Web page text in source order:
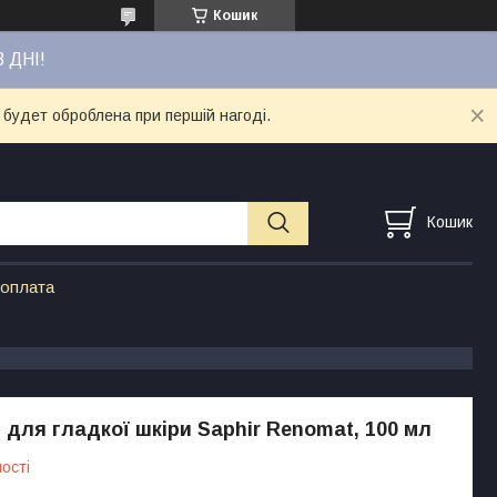
Кошик
ДНІ!
оброблена при першій нагоді.
Кошик
гладкої шкіри Saphir Renomat, 100 мл